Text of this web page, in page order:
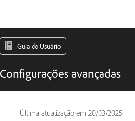
Guia do Usuário
Configurações avançadas
Última atualização em 20/03/2025